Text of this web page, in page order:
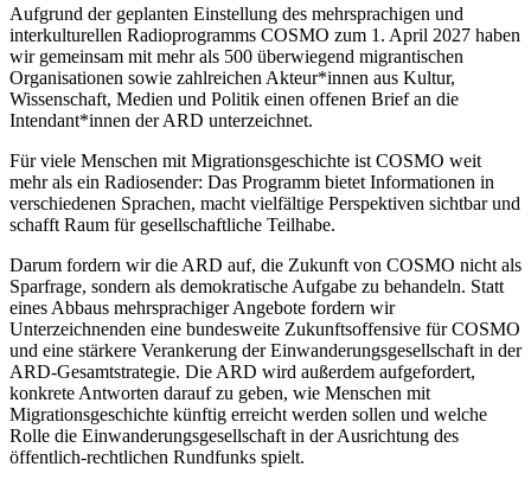
Aufgrund der geplanten Einstellung des mehrsprachigen und
interkulturellen Radioprogramms COSMO zum 1. April 2027 haben
wir gemeinsam mit mehr als 500 überwiegend migrantischen
Organisationen sowie zahlreichen Akteur*innen aus Kultur,
Wissenschaft, Medien und Politik einen offenen Brief an die
Intendant*innen der ARD unterzeichnet.
Für viele Menschen mit Migrationsgeschichte ist COSMO weit
mehr als ein Radiosender: Das Programm bietet Informationen in
verschiedenen Sprachen, macht vielfältige Perspektiven sichtbar und
schafft Raum für gesellschaftliche Teilhabe.
Darum fordern wir die ARD auf, die Zukunft von COSMO nicht als
Sparfrage, sondern als demokratische Aufgabe zu behandeln. Statt
eines Abbaus mehrsprachiger Angebote fordern wir
Unterzeichnenden eine bundesweite Zukunftsoffensive für COSMO
und eine stärkere Verankerung der Einwanderungsgesellschaft in der
ARD-Gesamtstrategie. Die ARD wird außerdem aufgefordert,
konkrete Antworten darauf zu geben, wie Menschen mit
Migrationsgeschichte künftig erreicht werden sollen und welche
Rolle die Einwanderungsgesellschaft in der Ausrichtung des
öffentlich-rechtlichen Rundfunks spielt.